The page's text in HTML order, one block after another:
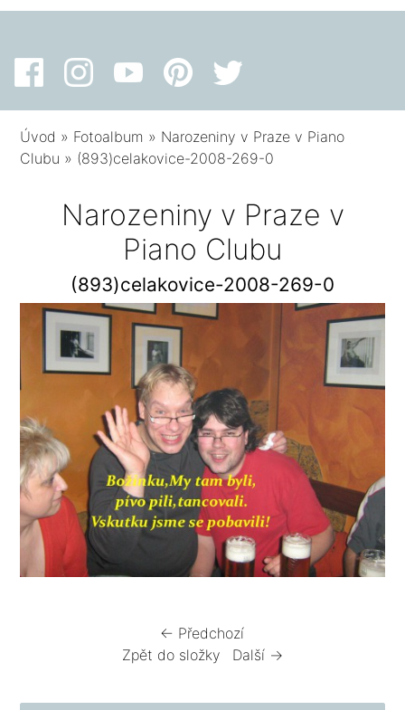
Úvod » Fotoalbum » Narozeniny v Praze v Piano
Clubu » (893)celakovice-2008-269-0
Narozeniny v Praze v
Piano Clubu
(893)celakovice-2008-269-0
← Předchozí
Zpět do složky
Další →